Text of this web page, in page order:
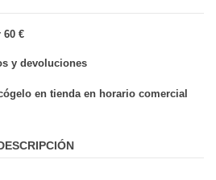
60 €
y devoluciones
en tienda en horario comercial